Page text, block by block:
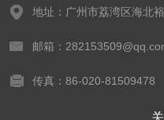
地址：广州市荔湾区海北
邮箱：
传真：86-020-81509478